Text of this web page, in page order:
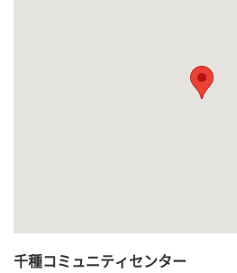
千種コミュニティセンター